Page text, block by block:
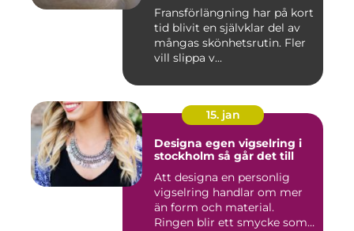
Fransförlängning har på kort
tid blivit en självklar del av
mångas skönhetsrutin. Fler
vill slippa v...
15. jan
Designa egen vigselring i
stockholm så går det till
Att designa en personlig
vigselring handlar om mer
än form och material.
Ringen blir ett smycke som